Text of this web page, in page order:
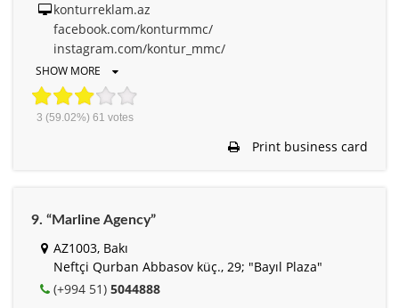
konturreklam.az
facebook.com/konturmmc/
instagram.com/kontur_mmc/
SHOW MORE
3 (59.02%) 61 votes
Print business card
9. “Marline Agency”
AZ1003, Bakı
Neftçi Qurban Abbasov küç., 29; "Bayıl Plaza"
(+994 51) 5044888